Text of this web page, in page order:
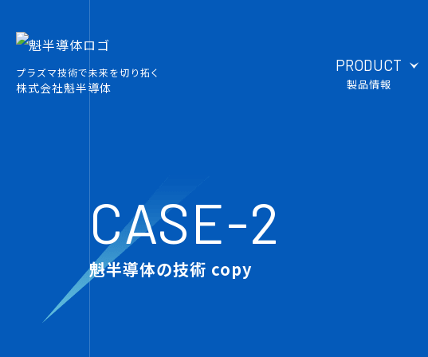
プラズマ技術で未来を切り拓く
株式会社魁半導体
PRODUCT
製品情報
CASE-2
魁半導体の技術 copy